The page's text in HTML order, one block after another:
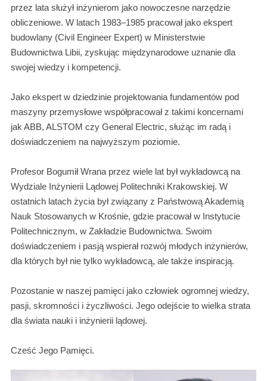
przez lata służył inżynierom jako nowoczesne narzędzie
obliczeniowe. W latach 1983–1985 pracował jako ekspert
budowlany (Civil Engineer Expert) w Ministerstwie
Budownictwa Libii, zyskując międzynarodowe uznanie dla
swojej wiedzy i kompetencji.
Jako ekspert w dziedzinie projektowania fundamentów pod
maszyny przemysłowe współpracował z takimi koncernami
jak ABB, ALSTOM czy General Electric, służąc im radą i
doświadczeniem na najwyższym poziomie.
Profesor Bogumił Wrana przez wiele lat był wykładowcą na
Wydziale Inżynierii Lądowej Politechniki Krakowskiej. W
ostatnich latach życia był związany z Państwową Akademią
Nauk Stosowanych w Krośnie, gdzie pracował w Instytucie
Politechnicznym, w Zakładzie Budownictwa. Swoim
doświadczeniem i pasją wspierał rozwój młodych inżynierów,
dla których był nie tylko wykładowcą, ale także inspiracją.
Pozostanie w naszej pamięci jako człowiek ogromnej wiedzy,
pasji, skromności i życzliwości. Jego odejście to wielka strata
dla świata nauki i inżynierii lądowej.
Cześć Jego Pamięci.